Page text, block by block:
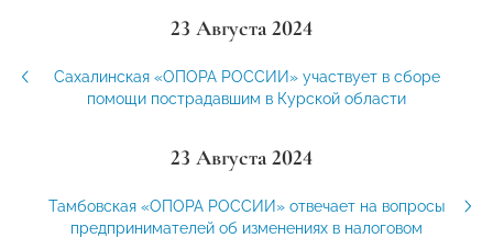
23 Августа 2024
Сахалинская «ОПОРА РОССИИ» участвует в сборе
помощи пострадавшим в Курской области
23 Августа 2024
Тамбовская «ОПОРА РОССИИ» отвечает на вопросы
предпринимателей об изменениях в налоговом